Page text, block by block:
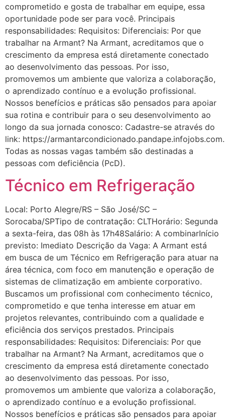
comprometido e gosta de trabalhar em equipe, essa
oportunidade pode ser para você. Principais
responsabilidades: Requisitos: Diferenciais: Por que
trabalhar na Armant? Na Armant, acreditamos que o
crescimento da empresa está diretamente conectado
ao desenvolvimento das pessoas. Por isso,
promovemos um ambiente que valoriza a colaboração,
o aprendizado contínuo e a evolução profissional.
Nossos benefícios e práticas são pensados para apoiar
sua rotina e contribuir para o seu desenvolvimento ao
longo da sua jornada conosco: Cadastre-se através do
link: https://
Todas as nossas vagas também são destinadas a
pessoas com deficiência (PcD).
Técnico em Refrigeração
Local: Porto Alegre/RS – São José/SC –
Sorocaba/SPTipo de contratação: CLTHorário: Segunda
a sexta-feira, das 08h às 17h48Salário: A combinarInício
previsto: Imediato Descrição da Vaga: A Armant está
em busca de um Técnico em Refrigeração para atuar na
área técnica, com foco em manutenção e operação de
sistemas de climatização em ambiente corporativo.
Buscamos um profissional com conhecimento técnico,
comprometido e que tenha interesse em atuar em
projetos relevantes, contribuindo com a qualidade e
eficiência dos serviços prestados. Principais
responsabilidades: Requisitos: Diferenciais: Por que
trabalhar na Armant? Na Armant, acreditamos que o
crescimento da empresa está diretamente conectado
ao desenvolvimento das pessoas. Por isso,
promovemos um ambiente que valoriza a colaboração,
o aprendizado contínuo e a evolução profissional.
Nossos benefícios e práticas são pensados para apoiar